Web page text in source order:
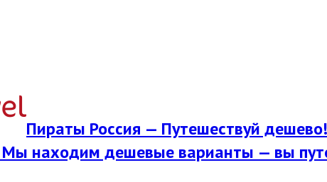
Пираты Россия — Путешествуй
Мы находим дешевые варианты — вы